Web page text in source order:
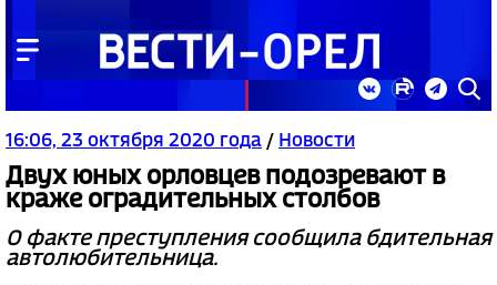
16:06, 23 октября 2020 года / Новости
Двух юных орловцев подозревают в
краже оградительных столбов
О факте преступления сообщила бдительная
автолюбительница.